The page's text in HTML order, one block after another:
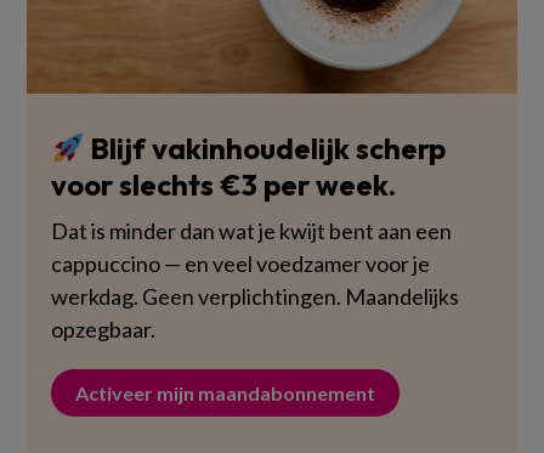
Blijf vakinhoudelijk scherp
voor slechts €3 per week.
Dat is minder dan wat je kwijt bent aan een
cappuccino — en veel voedzamer voor je
werkdag. Geen verplichtingen. Maandelijks
opzegbaar.
Activeer mijn maandabonnement